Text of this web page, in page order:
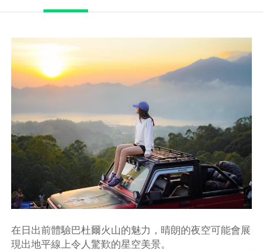
在日出前體驗巴杜爾火山的魅力，晴朗的夜空可能會展
現出地平線上令人驚歎的星空美景。